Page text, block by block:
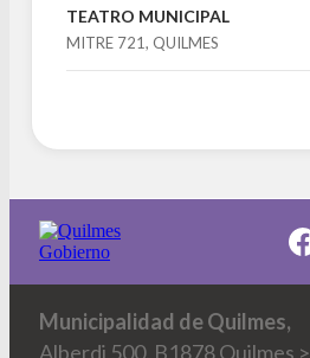
TEATRO MUNICIPAL
MITRE 721, QUILMES
Municipalidad de Quilmes,
Alberdi 500, B1878 Quilmes >